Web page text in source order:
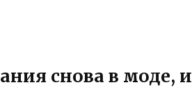
снова в моде, и